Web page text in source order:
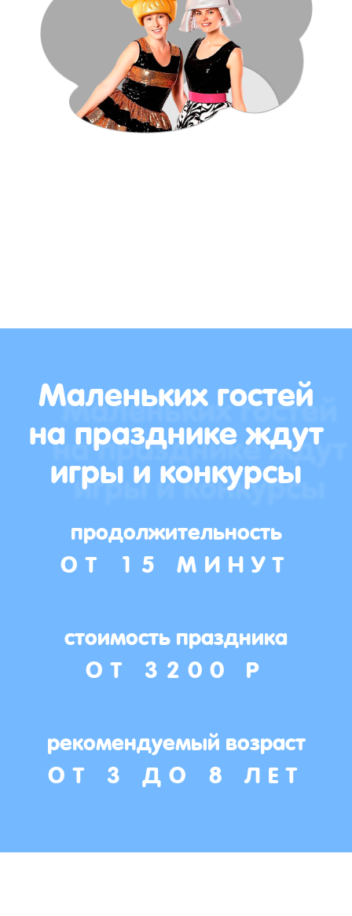
Маленьких гостей
на празднике ждут
игры и конкурсы
продолжительность
ОТ 15 МИНУТ
стоимость праздника
ОТ 3200 Р
рекомендуемый возраст
ОТ 3 ДО 8 ЛЕТ